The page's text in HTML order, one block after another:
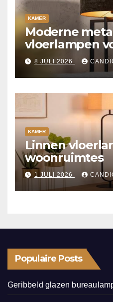
KAMER
Moderne
vloerlampen
8 JULI 2026
KAMER
Linnen
woonruimtes
1 JULI 2026
Populaire Posts
Geribbeld glazen